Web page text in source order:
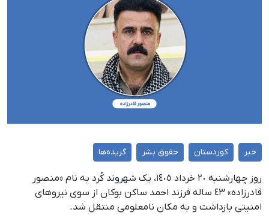
خبر کوردستان حقوق بشر گزیده‌ها
روز چهارشنبه ٢٠ خرداد ١٤٠٥، یک شهروند کُرد به نام «منصور
قادرزاده» ٤٣ ساله فرزند احمد ساکن بوکان از سوی نیروهای
امنیتی بازداشت و به مکان نامعلومی منتقل شد.